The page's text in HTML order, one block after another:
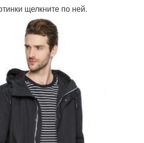
щелкните по ней.